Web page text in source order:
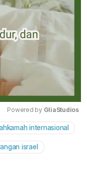
Mute
Powered by GliaStudios
internasional
israel